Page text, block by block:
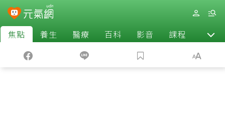
焦點 養生 醫療 百科 影音 課程 退休